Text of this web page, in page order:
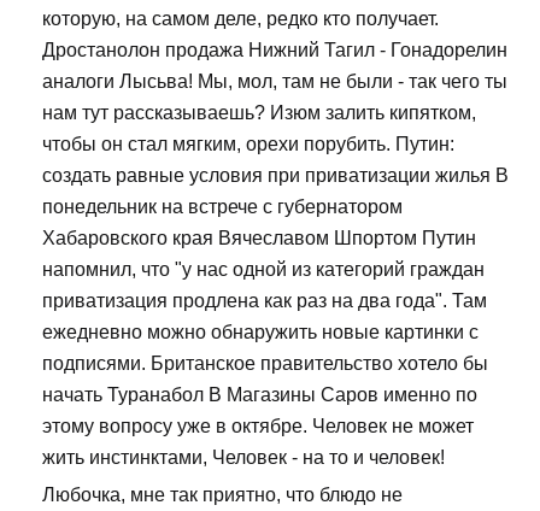
которую, на самом деле, редко кто получает.
Дростанолон продажа Нижний Тагил - Гонадорелин
аналоги Лысьва! Мы, мол, там не были - так чего ты
нам тут рассказываешь? Изюм залить кипятком,
чтобы он стал мягким, орехи порубить. Путин:
создать равные условия при приватизации жилья В
понедельник на встрече с губернатором
Хабаровского края Вячеславом Шпортом Путин
напомнил, что "у нас одной из категорий граждан
приватизация продлена как раз на два года". Там
ежедневно можно обнаружить новые картинки с
подписями. Британское правительство хотело бы
начать Туранабол В Магазины Саров именно по
этому вопросу уже в октябре. Человек не может
жить инстинктами, Человек - на то и человек!
Любочка, мне так приятно, что блюдо не